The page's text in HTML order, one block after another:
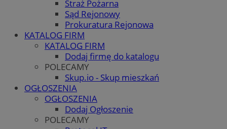
Straż Pożarna
Sąd Rejonowy
Prokuratura Rejonowa
KATALOG FIRM
KATALOG FIRM
Dodaj firmę do katalogu
POLECAMY
Skup.io - Skup mieszkań
OGŁOSZENIA
OGŁOSZENIA
Dodaj Ogłoszenie
POLECAMY